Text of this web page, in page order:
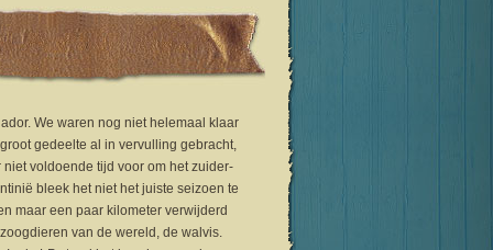
We waren nog niet helemaal klaar
gedeelte al in vervulling gebracht,
voldoende tijd voor om het zuider-
bleek het niet het juiste seizoen te
maar een paar kilometer verwijderd
van de wereld, de walvis.